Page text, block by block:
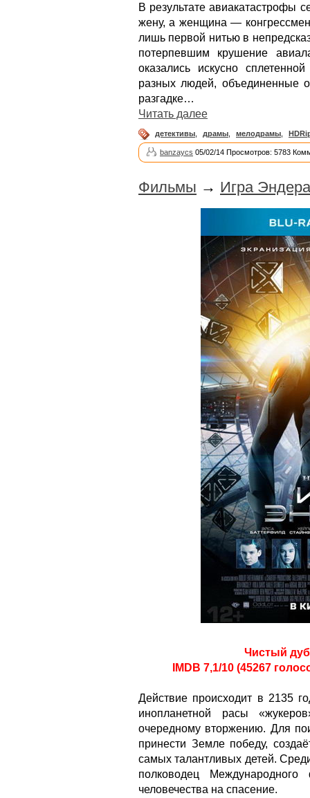
В результате авиакатастрофы
жену, а женщина —
лишь первой нитью в
потерпевшим крушение
оказались искусно
разных людей, объединенные
разгадке…
Читать далее
детективы драмы мелодрамы
banzaycs 05/02/14 Просмотров: 5783
Фильмы → Игра
Чистый
IMDB 7,1/10 (45267
Действие происходит в 2135
инопланетной расы
очередному вторжению. Для
принести Земле победу,
самых талантливых детей.
полководец
человечества на спасение.